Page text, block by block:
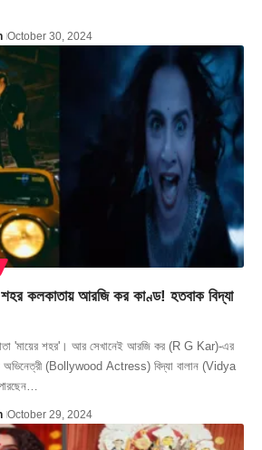
October 30, 2024
কলকাতায় আরজি কর কাণ্ড! হতবাক বিদ্যা
'মায়ের শহর'। আর সেখানেই আরজি কর (R G Kar)-এর
অভিনেত্রী (Bollywood Actress) বিদ্যা বালান (Vidya
October 29, 2024